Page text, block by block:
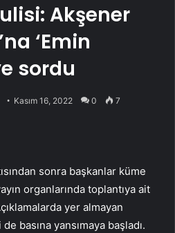
Akşener
‘Emin
sordu
Kasım 16, 2022 0 7
sonra başkanlar küme
organlarında toplantıya ait
yer almayan
basına yansımaya başladı.